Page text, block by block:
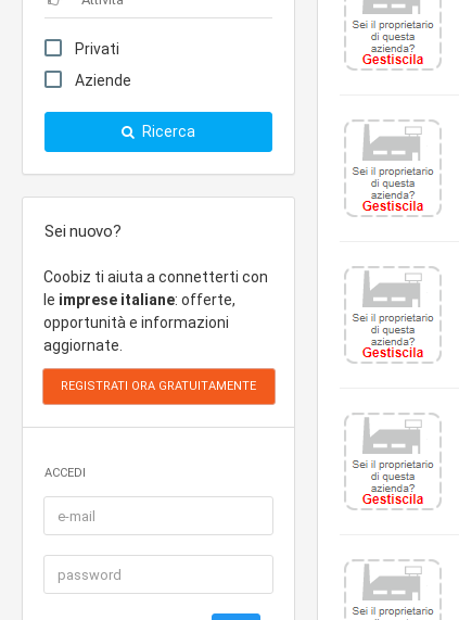
Privati
Aziende
Ricerca
Sei nuovo?
Coobiz ti aiuta a connetterti con
le imprese italiane: offerte,
opportunità e informazioni
aggiornate.
ACCEDI